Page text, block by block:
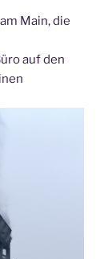
Main, die
auf den